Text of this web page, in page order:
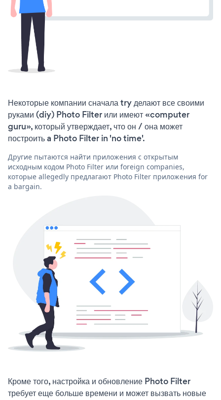
Некоторые компании сначала try делают все своими
руками (diy) Photo Filter или имеют «computer
guru», который утверждает, что он / она может
построить a Photo Filter in 'no time'.
Другие пытаются найти приложения с открытым
исходным кодом Photo Filter или foreign companies,
которые allegedly предлагают Photo Filter приложения for
a bargain.
Кроме того, настройка и обновление Photo Filter
требует еще больше времени и может вызвать новые